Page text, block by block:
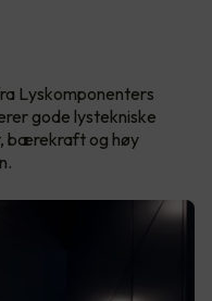
Lyskomponenters
gode lystekniske
bærekraft og høy